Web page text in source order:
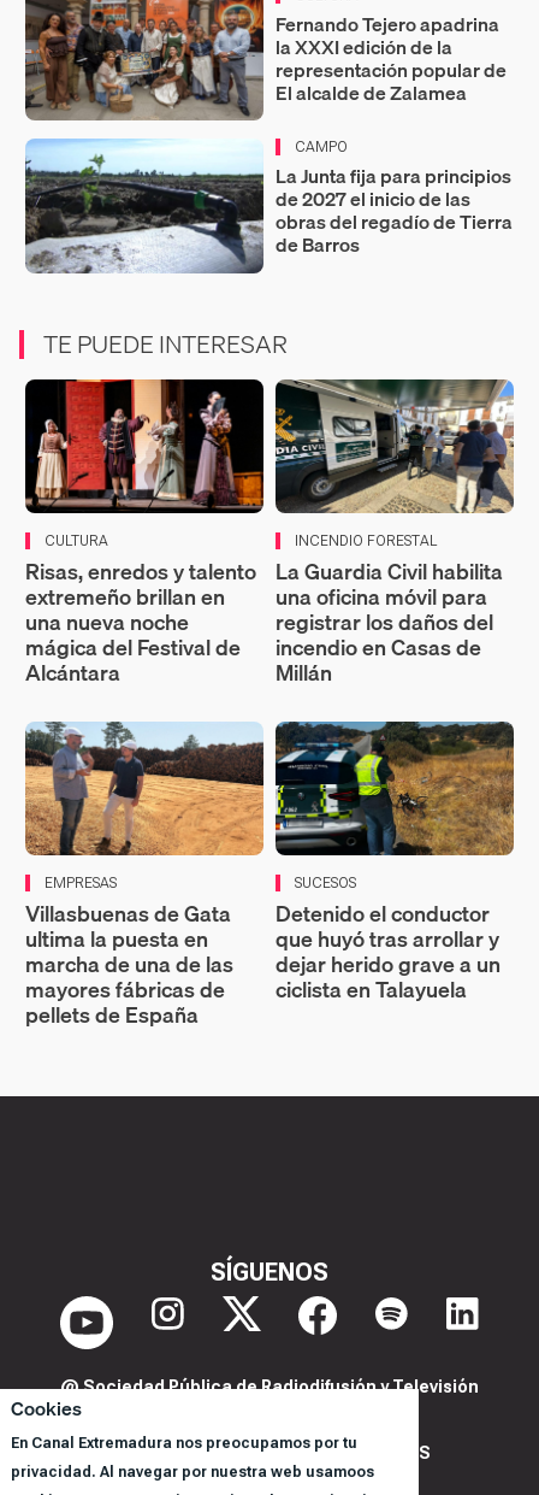
Cookies
En Canal Extremadura nos preocupamos por tu
privacidad. Al navegar por nuestra web usamoos
Fernando Tejero apadrina
la XXXI edición de la
representación popular de
El alcalde de Zalamea
CAMPO
La Junta fija para principios
de 2027 el inicio de las
obras del regadío de Tierra
de Barros
TE PUEDE INTERESAR
CULTURA
Risas, enredos y talento
extremeño brillan en
una nueva noche
mágica del Festival de
Alcántara
INCENDIO FORESTAL
La Guardia Civil habilita
una oficina móvil para
registrar los daños del
incendio en Casas de
Millán
EMPRESAS
Villasbuenas de Gata
ultima la puesta en
marcha de una de las
mayores fábricas de
pellets de España
SUCESOS
Detenido el conductor
que huyó tras arrollar y
dejar herido grave a un
ciclista en Talayuela
SÍGUENOS
@ Sociedad Pública de Radiodifusión y Televisión
POLITICA DE PRIVACIDAD Y COOKIES